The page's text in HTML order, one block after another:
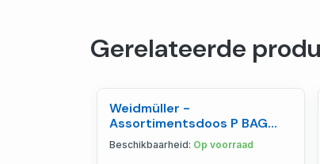
Gerelateerde
Weidmüller -
Assortimentsdoos P BAG
SET 4 - 2579430000
Beschikbaarheid: Op voorraad